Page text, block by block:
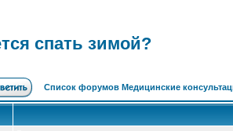
спать зимой?
Список форумов Медицинские